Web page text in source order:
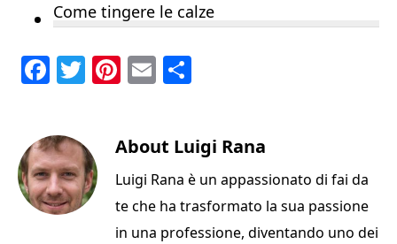
Come tingere le calze
F
c
e
b
o
T
te
r
Pi
re
st
E
l di
vi
di
About Luigi Rana
Luigi Rana è un appassionato di fai da
te che ha trasformato la sua passione
in una professione, diventando uno dei